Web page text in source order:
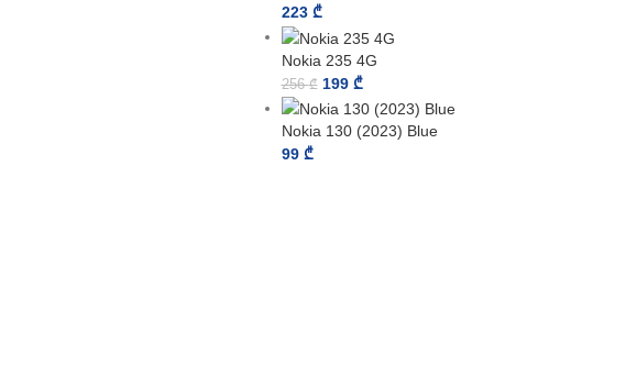
223 ₾
Nokia 235 4G
256₾ 199 ₾
Nokia 130 (2023) Blue
99 ₾